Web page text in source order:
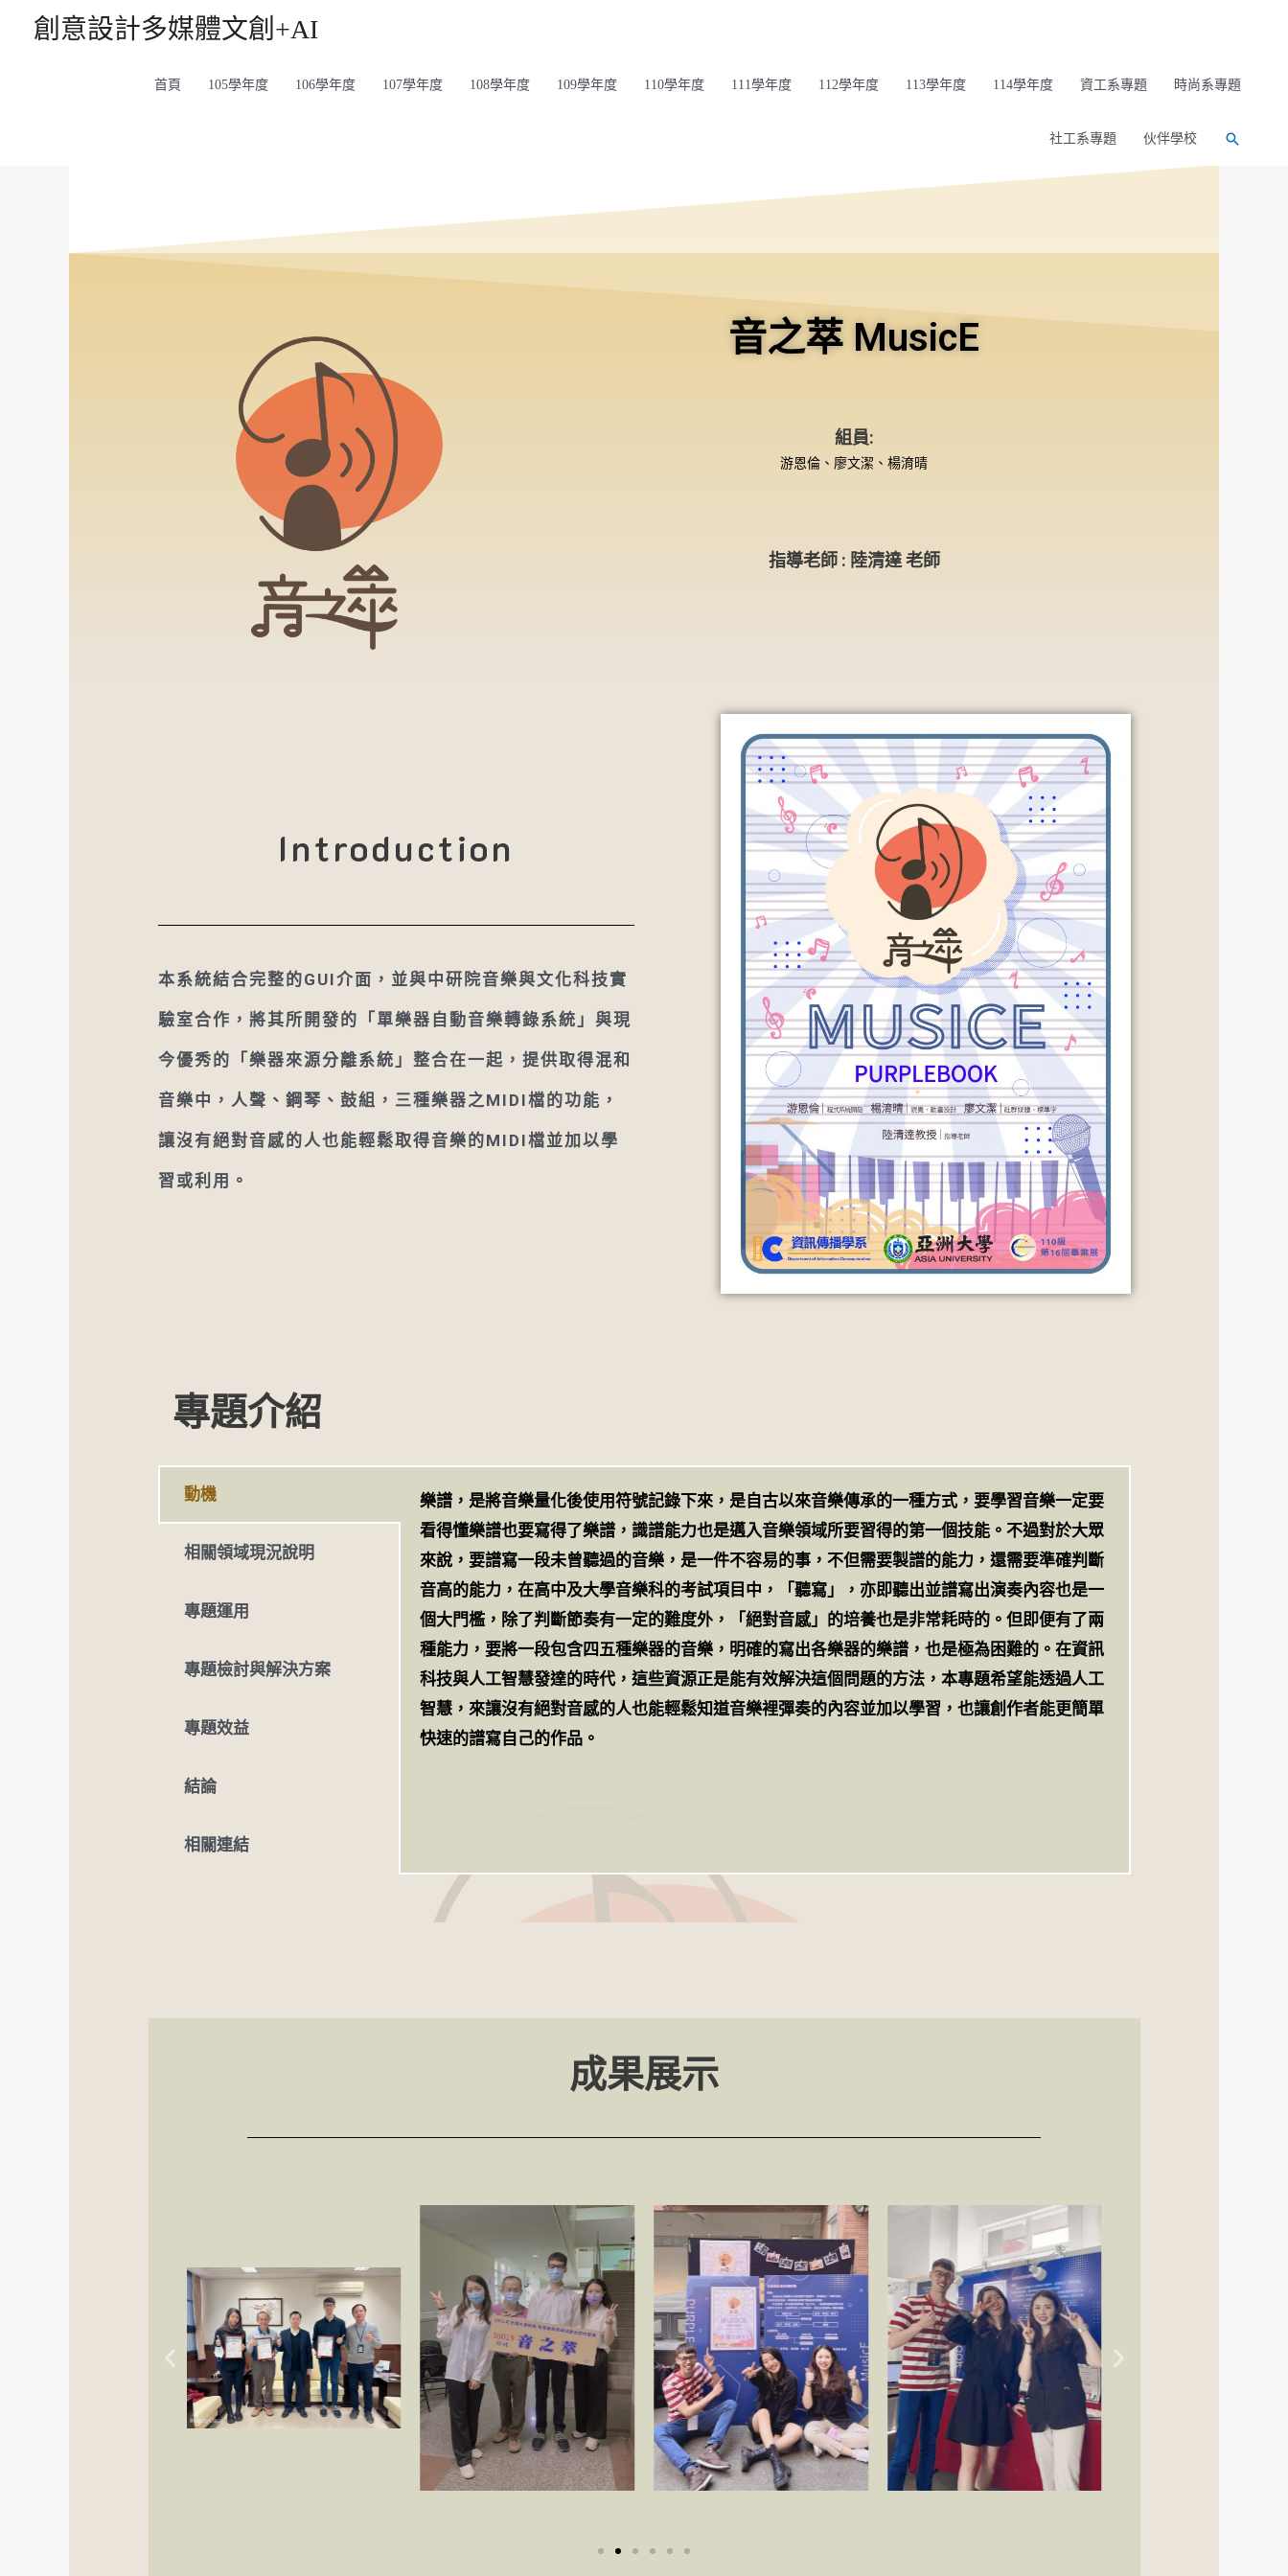
創意設計多媒體文創+AI
首頁 105學年度 106學年度 107學年度 108學年度 109學年度 110學年度 111學年度 112學年度 113學年度 114學年度 資工系專題 時尚系專題
社工系專題 伙伴學校
音之萃 MusicE
組員:
游恩倫、廖文潔、楊淯晴
指導老師 : 陸清達 老師
Introduction
本系統結合完整的GUI介面，並與中研院音樂與文化科技實
驗室合作，將其所開發的「單樂器自動音樂轉錄系統」與現
今優秀的「樂器來源分離系統」整合在一起，提供取得混和
音樂中，人聲、鋼琴、鼓組，三種樂器之MIDI檔的功能，
讓沒有絕對音感的人也能輕鬆取得音樂的MIDI檔並加以學
習或利用。
專題介紹
動機
相關領域現況說明
專題運用
專題檢討與解決方案
專題效益
結論
相關連結
樂譜，是將音樂量化後使用符號記錄下來，是自古以來音樂傳承的一種方式，要學習音樂一定要
看得懂樂譜也要寫得了樂譜，識譜能力也是邁入音樂領域所要習得的第一個技能。不過對於大眾
來說，要譜寫一段未曾聽過的音樂，是一件不容易的事，不但需要製譜的能力，還需要準確判斷
音高的能力，在高中及大學音樂科的考試項目中，「聽寫」，亦即聽出並譜寫出演奏內容也是一
個大門檻，除了判斷節奏有一定的難度外，「絕對音感」的培養也是非常耗時的。但即便有了兩
種能力，要將一段包含四五種樂器的音樂，明確的寫出各樂器的樂譜，也是極為困難的。在資訊
科技與人工智慧發達的時代，這些資源正是能有效解決這個問題的方法，本專題希望能透過人工
智慧，來讓沒有絕對音感的人也能輕鬆知道音樂裡彈奏的內容並加以學習，也讓創作者能更簡單
快速的譜寫自己的作品。
成果展示